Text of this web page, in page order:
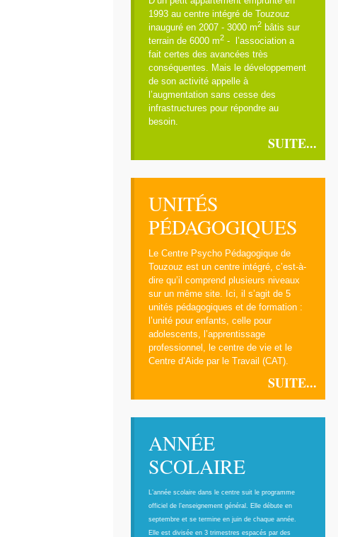
1993 au centre intégré de Touzouz
inauguré en 2007 - 3000 m2 bâtis sur
terrain de 6000 m2 - l’association a
fait certes des avancées très
conséquentes. Mais le développement
de son activité appelle à
l’augmentation sans cesse des
infrastructures pour répondre au
besoin.
SUITE...
UNITÉS
PÉDAGOGIQUES
Le Centre Psycho Pédagogique de
Touzouz est un centre intégré, c’est-à-
dire qu’il comprend plusieurs niveaux
sur un même site. Ici, il s’agit de 5
unités pédagogiques et de formation :
l’unité pour enfants, celle pour
adolescents, l’apprentissage
professionnel, le centre de vie et le
Centre d’Aide par le Travail (CAT).
SUITE...
ANNÉE
SCOLAIRE
L’année scolaire dans le centre suit le programme
officiel de l’enseignement général. Elle débute en
septembre et se termine en juin de chaque année.
Elle est divisée en 3 trimestres espacés par des